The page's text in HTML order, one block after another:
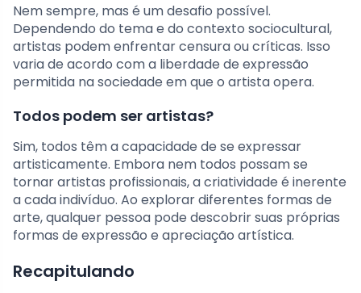
Nem sempre, mas é um desafio possível.
Dependendo do tema e do contexto sociocultural,
artistas podem enfrentar censura ou críticas. Isso
varia de acordo com a liberdade de expressão
permitida na sociedade em que o artista opera.
Todos podem ser artistas?
Sim, todos têm a capacidade de se expressar
artisticamente. Embora nem todos possam se
tornar artistas profissionais, a criatividade é inerente
a cada indivíduo. Ao explorar diferentes formas de
arte, qualquer pessoa pode descobrir suas próprias
formas de expressão e apreciação artística.
Recapitulando